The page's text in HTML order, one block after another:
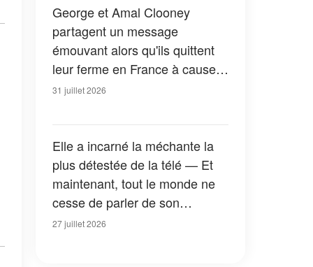
George et Amal Clooney
partagent un message
émouvant alors qu'ils quittent
leur ferme en France à cause
des feux de forêt — Tous les
31 juillet 2026
Elle a incarné la méchante la
plus détestée de la télé — Et
maintenant, tout le monde ne
cesse de parler de son
apparition dans la nouvelle
27 juillet 2026